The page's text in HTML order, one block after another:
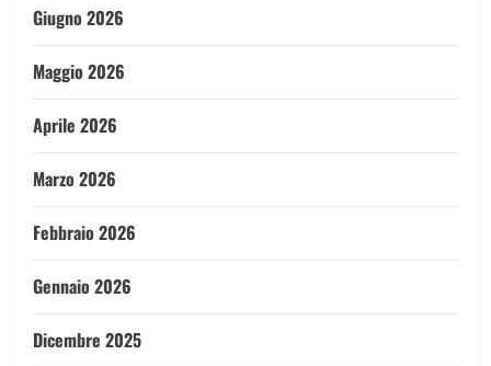
Giugno 2026
Maggio 2026
Aprile 2026
Marzo 2026
Febbraio 2026
Gennaio 2026
Dicembre 2025